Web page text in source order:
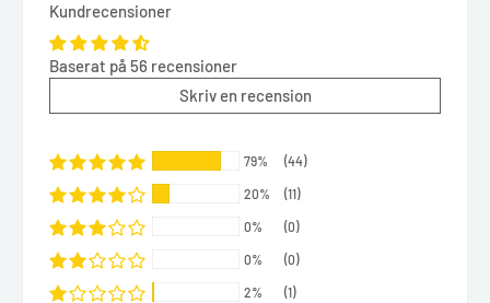
Kundrecensioner
Baserat på 56 recensioner
Skriv en recension
79% (44)
20% (11)
0% (0)
0% (0)
2% (1)